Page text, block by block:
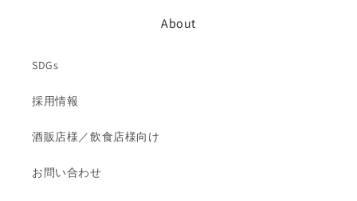
About
SDGs
採用情報
酒販店様／飲食店様向け
お問い合わせ